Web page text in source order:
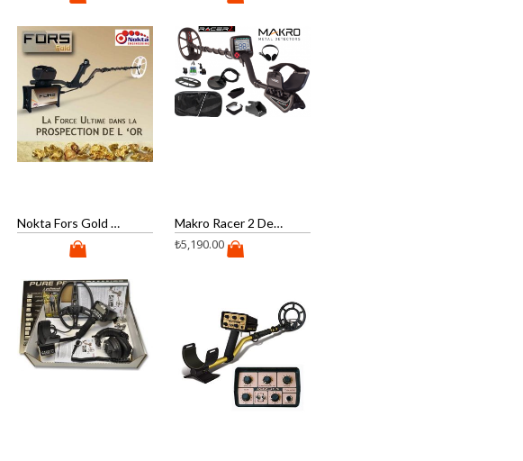
Nokta Fors Gold Dedektör Makro Racer 2 Dedektör Pro Paket
₺5,190.00